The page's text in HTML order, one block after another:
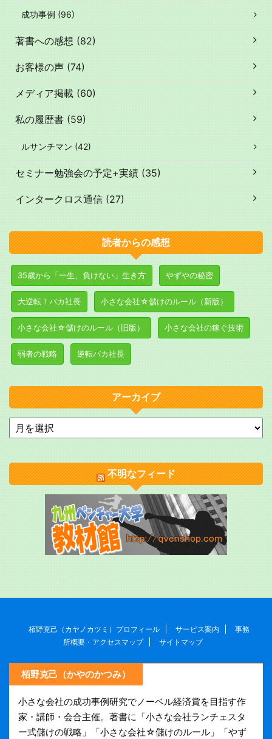
成功事例 (96)
著書への感想 (82)
お客様の声 (74)
メディア掲載 (60)
私の履歴書 (59)
ルサンチマン (42)
セミナー勉強会の予定+実績 (35)
インタークロス通信 (27)
読者からの感想
35歳から「一生、負けない」生き方 やずやの秘密
大逆転！バカ社長 小さな会社☆儲けのルール（新版）
小さな会社☆儲けのルール（旧版） 小さな会社の稼ぐ技術
弱者の戦略 逆転バカ社長
アーカイブ
不明なフィード
栢野克己（カヤノカツミ）プロフィール サービス案内
事務
所概要・アクセスマップ
サイトマップ
栢野克己（かやのかつみ）
小さな会社の成功事例研究でノーベル経済賞を目指す作
家・講師・会合主催。著書に「小さな会社ランチェスタ
ー式儲けの戦略」「小さな会社☆儲けのルール」「やず